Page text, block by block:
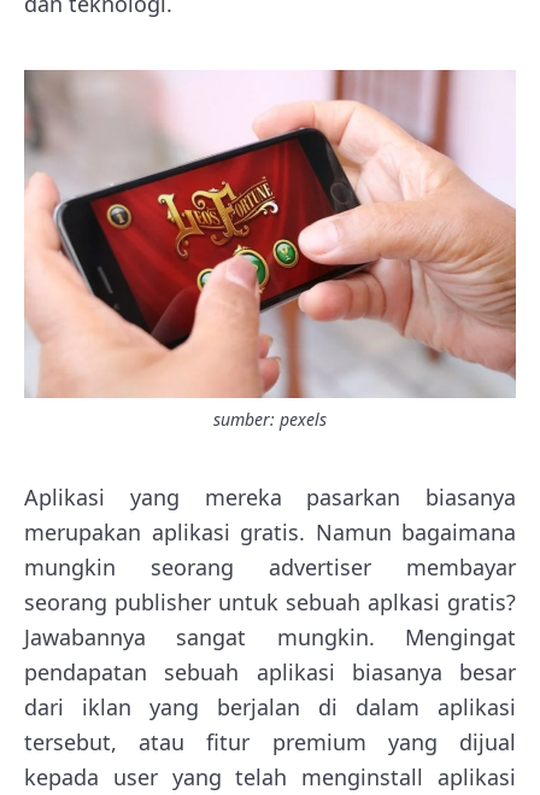
sumber: pexels
Aplikasi yang mereka pasarkan biasanya
merupakan aplikasi gratis. Namun bagaimana
mungkin seorang advertiser membayar
seorang publisher untuk sebuah aplkasi gratis?
Jawabannya sangat mungkin. Mengingat
pendapatan sebuah aplikasi biasanya besar
dari iklan yang berjalan di dalam aplikasi
tersebut, atau fitur premium yang dijual
kepada user yang telah menginstall aplikasi